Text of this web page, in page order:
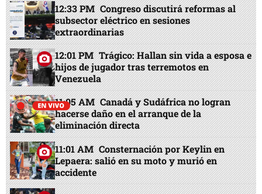
12:33 PM Congreso discutirá reformas al
subsector eléctrico en sesiones
extraordinarias
12:01 PM Trágico: Hallan sin vida a esposa e
hijos de jugador tras terremotos en
Venezuela
11:05 AM Canadá y Sudáfrica no logran
hacerse daño en el arranque de la
eliminación directa
11:01 AM Consternación por Keylin en
Lepaera: salió en su moto y murió en
accidente